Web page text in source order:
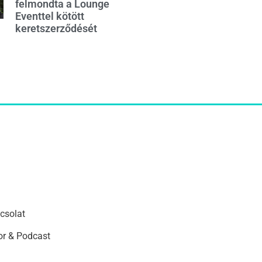
felmondta a Lounge
Eventtel kötött
keretszerződését
& Podcast